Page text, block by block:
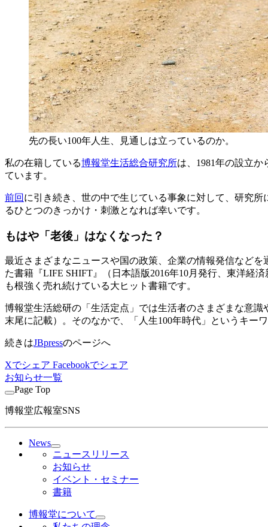
先の長い100年人生、見通しは立っているのか。
私の在籍している博報堂生活総合研究所は、1981年の設立
ています。
前回 に引き続き、世の中で生じている事象に対して、研究
るひとつのきっかけ・刺激となれば幸いです。
もはや「老後」はなくなった？
最近さまざまなニュースや国の政策、企業の情報発信など
た書籍『LIFE SHIFT』（日本語版2016年10月発行、東洋経
も根強く売れ続けている大ヒット書籍です。
博報堂生活総研の「生活定点」では生活者のさまざまな意
末尾に記載）。そのなかで、「人生100年時代」というキー
続きはJBpressのページへ
Xでシェア Facebookでシェア
お知らせ一覧
Page Top
博報堂広報室SNS
News
ニュースリリース
お知らせ
イベント・セミナー
書籍
博報堂について